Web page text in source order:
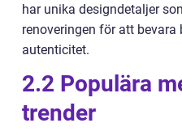
har unika designdetaljer
renoveringen för att
autenticitet.
2.2 Populära
trender